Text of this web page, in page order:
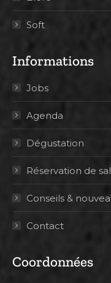
Soft
Informations
Jobs
Agenda
Dégustation
Réservation de
Conseils &
Contact
Coordonnées